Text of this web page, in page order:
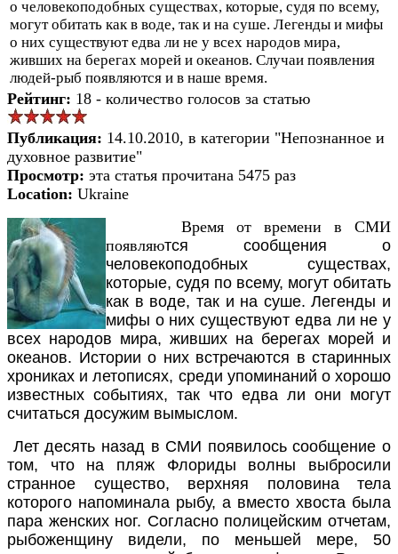
о человекоподобных существах, которые, судя по всему,
могут обитать как в воде, так и на суше. Легенды и мифы
о них существуют едва ли не у всех народов мира,
живших на берегах морей и океанов. Случаи появления
людей-рыб появляются и в наше время.
Рейтинг: 18 - количество голосов за статью
Публикация: 14.10.2010, в категории "Непознанное и
духовное развитие"
Просмотр: эта статья прочитана 5475 раз
Location: Ukraine
Время от времени в СМИ
появляются сообщения о
человекоподобных существах,
которые, судя по всему, могут обитать
как в воде, так и на суше. Легенды и
мифы о них существуют едва ли не у
всех народов мира, живших на берегах морей и
океанов. Истории о них встречаются в старинных
хрониках и летописях, среди упоминаний о хорошо
известных событиях, так что едва ли они могут
считаться досужим вымыслом.
Лет десять назад в СМИ появилось сообщение о
том, что на пляж Флориды волны выбросили
странное существо, верхняя половина тела
которого напоминала рыбу, а вместо хвоста была
пара женских ног. Согласно полицейским отчетам,
рыбоженщину видели, по меньшей мере, 50